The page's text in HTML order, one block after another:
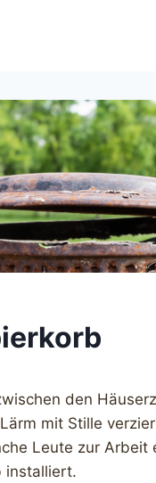
den
mit Stille
Leute zur Arbeit
installiert.